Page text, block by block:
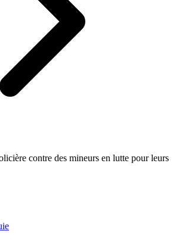
contre des mineurs en lutte pour leurs